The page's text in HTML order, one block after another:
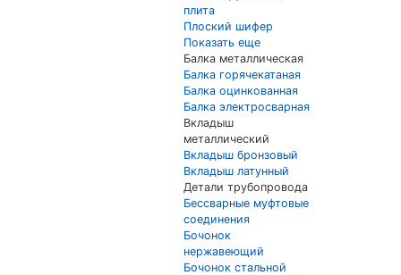
плита
Плоский шифер
Показать еще
Балка металлическая
Балка горячекатаная
Балка оцинкованная
Балка электросварная
Вкладыш
металлический
Вкладыш бронзовый
Вкладыш латунный
Детали трубопровода
Бессварные муфтовые
соединения
Бочонок
нержавеющий
Бочонок стальной